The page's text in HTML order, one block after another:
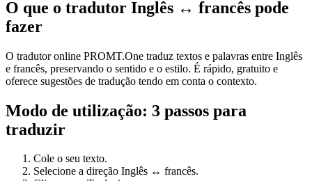
O que o tradutor Inglês ↔ francês pode
fazer
O tradutor online PROMT.One traduz textos e palavras entre Inglês
e francês, preservando o sentido e o estilo. É rápido, gratuito e
oferece sugestões de tradução tendo em conta o contexto.
Modo de utilização: 3 passos para
traduzir
Cole o seu texto.
Selecione a direção Inglês ↔ francês.